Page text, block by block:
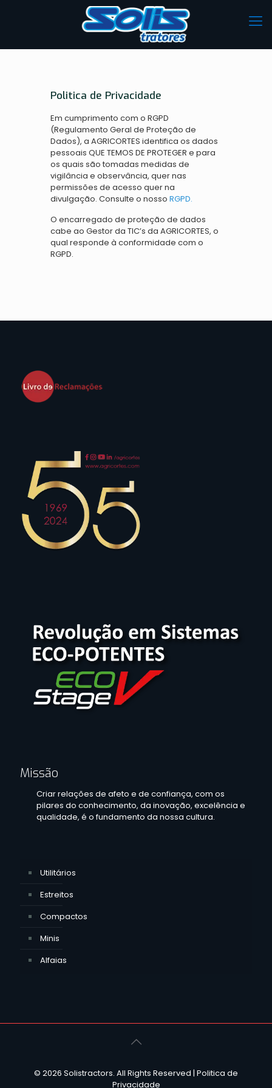
Politica de Privacidade
Em cumprimento com o RGPD
(Regulamento Geral de Proteção de
Dados), a AGRICORTES identifica os dados
pessoais QUE TEMOS DE PROTEGER e para
os quais são tomadas medidas de
vigilância e observância, quer nas
permissões de acesso quer na
divulgação. Consulte o nosso RGPD.
O encarregado de proteção de dados
cabe ao Gestor da TIC’s da AGRICORTES, o
qual responde à conformidade com o
RGPD.
Missão
Criar relações de afeto e de confiança, com os
pilares do conhecimento, da inovação, excelência e
qualidade, é o fundamento da nossa cultura.
Utilitários
Estreitos
Compactos
Minis
Alfaias
© 2026 Solistractors. All Rights Reserved | Politica de
Privacidade